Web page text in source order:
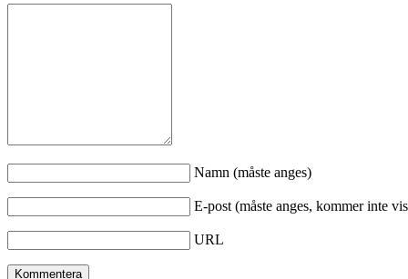
Namn (måste anges)
E-post (måste anges, kommer inte
URL